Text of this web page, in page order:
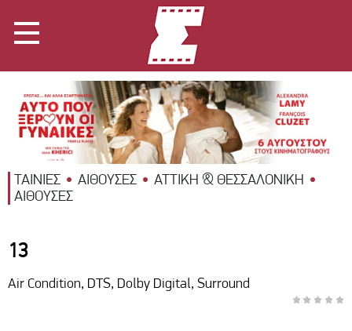
ΤΑΙΝΙΕΣ ΑΙΘΟΥΣΕΣ
ΑΤΤΙΚΗ & ΘΕΣΣΑΛΟΝΙΚΗ
ΑΙΘΟΥΣΕΣ
13
Air Condition, DTS, Dolby Digital, Surround